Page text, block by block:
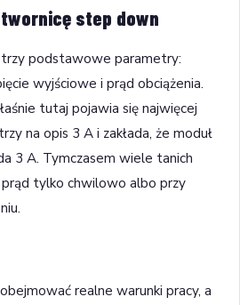
step down
podstawowe parametry:
wyjściowe i prąd obciążenia.
tutaj pojawia się najwięcej
na opis 3 A i zakłada, że moduł
3 A. Tymczasem wiele tanich
tylko chwilowo albo przy
realne warunki pracy, a